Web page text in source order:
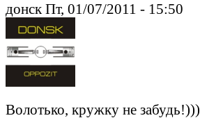
донск Пт, 01/07/2011 - 15:50
Волотько, кружку не забудь!)))